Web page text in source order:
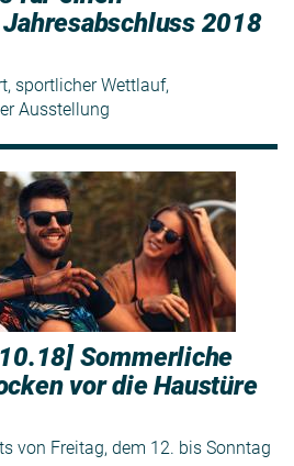
2018
sportlicher Wettlauf,
Ausstellung
Sommerliche
vor die Haustüre
von Freitag, dem 12. bis Sonntag